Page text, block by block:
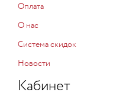
Оплата
О нас
Система скидок
Новости
Кабинет